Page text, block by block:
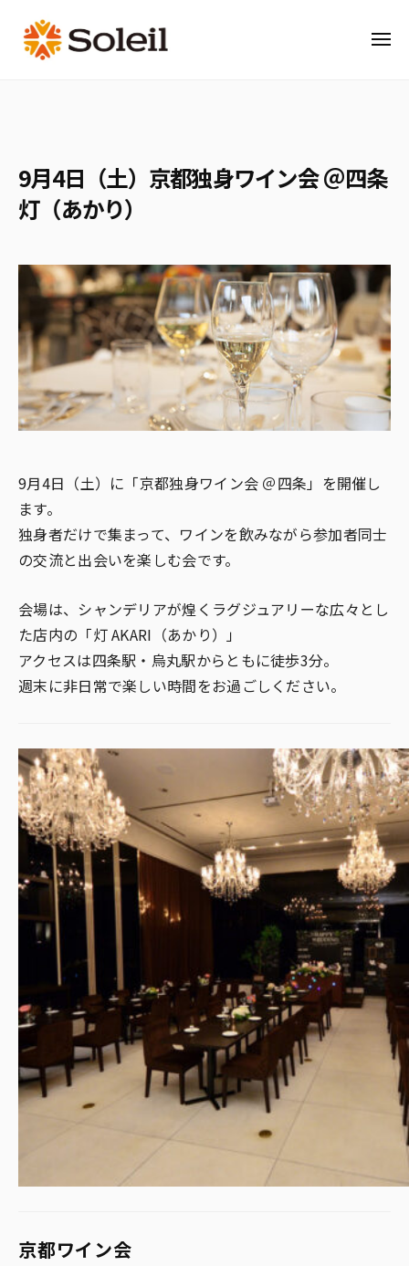
の
ワ
ン
会
メ
9月4日（土）京都独身ワイン会 ＠四条
灯（あかり）
9月4日（土）に「京都独身ワイン会 ＠四条」を開催し
ます。
独身者だけで集まって、ワインを飲みながら参加者同士
の交流と出会いを楽しむ会です。
会場は、シャンデリアが煌くラグジュアリーな広々とし
た店内の「灯 AKARI（あかり）」
アクセスは四条駅・烏丸駅からともに徒歩3分。
週末に非日常で楽しい時間をお過ごしください。
京都ワイン会
レ
イ
会